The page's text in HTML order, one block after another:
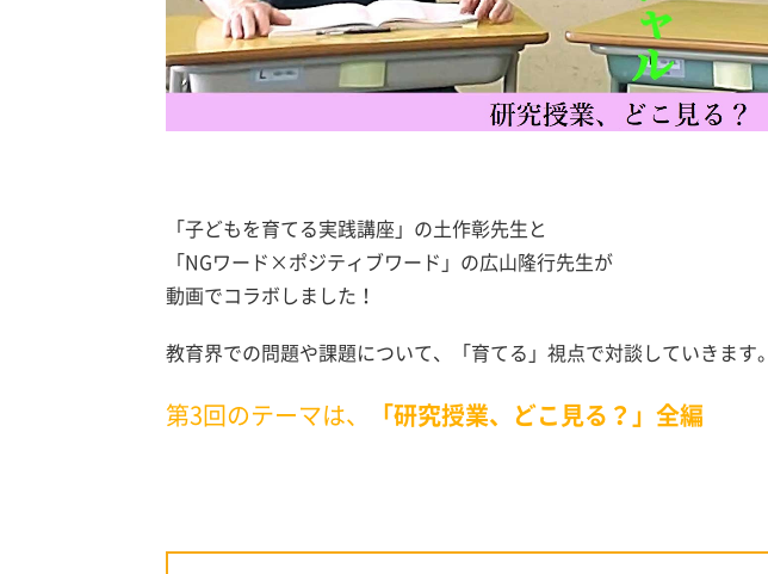
「子どもを育てる実践講座」の土作彰先生と
「NGワード×ポジティブワード」の広山隆行先生が
動画でコラボしました！
教育界での問題や課題について、「育てる」視点で対談していきます。
第3回のテーマは、 「研究授業、どこ見る？」全編